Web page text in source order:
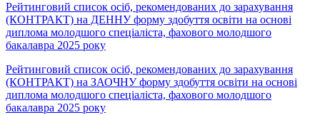
Рейтинговий список осіб, рекомендованих до зарахування
(КОНТРАКТ) на ДЕННУ форму здобуття освіти на основі
диплома молодшого спеціаліста, фахового молодшого
бакалавра 2025 року
Рейтинговий список осіб, рекомендованих до зарахування
(КОНТРАКТ) на ЗАОЧНУ форму здобуття освіти на основі
диплома молодшого спеціаліста, фахового молодшого
бакалавра 2025 року